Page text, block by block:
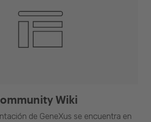
Wiki
de GeneXus se encuentra en